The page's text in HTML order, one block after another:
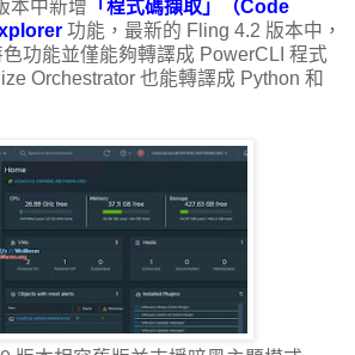
本中新增 「程式碼擷取」（Code
功能，最新的 Fling 4.2 版本中，
功能並僅能夠轉譯成 PowerCLI 程式
Orchestrator 也能轉譯成 Python 和